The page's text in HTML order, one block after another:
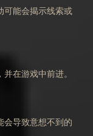
可能会揭示线索或
在游戏中前进。
会导致意想不到的